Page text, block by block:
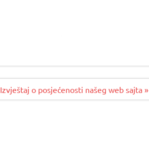
Izvještaj o posjećenosti našeg web sajta »